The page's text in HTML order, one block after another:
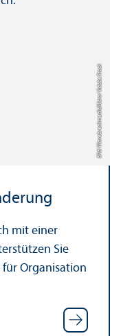
Bild: WavebreakmediaMicro / Adobe Stock
mit einer
Sie
Organisation